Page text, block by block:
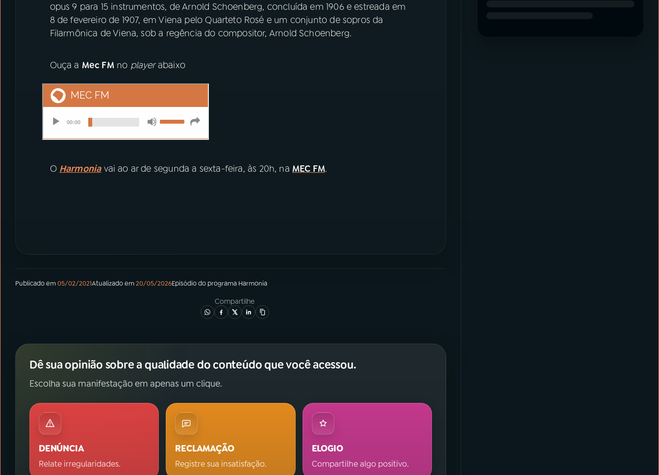
opus 9 para 15 instrumentos, de Arnold Schoenberg, concluída em 1906 e estreada em
8 de fevereiro de 1907, em Viena pelo Quarteto Rosé e um conjunto de sopros da
Filarmônica de Viena, sob a regência do compositor, Arnold Schoenberg.
Ouça a Mec FMno playerabaixo
O Harmoniavai ao ar de segunda a sexta-feira, às 20h, na MEC FM.
Publicado em05/02/2021Atualizado em20/05/2026Episódiodo programa Harmonia
Compartilhe
Dê sua opinião sobre a qualidade do conteúdo que você acessou.
Escolha sua manifestação em apenas um clique.
DENÚNCIA
Relate irregularidades.
RECLAMAÇÃO
Registre sua insatisfação.
ELOGIO
Compartilhe algo positivo.